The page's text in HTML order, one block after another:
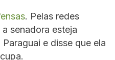
. Pelas redes
senadora esteja
e disse que ela